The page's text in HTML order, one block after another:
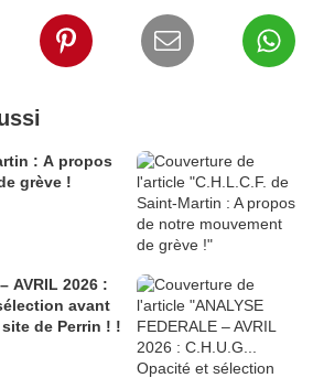
: A propos
grève !
AVRIL 2026 :
avant
de Perrin ! !